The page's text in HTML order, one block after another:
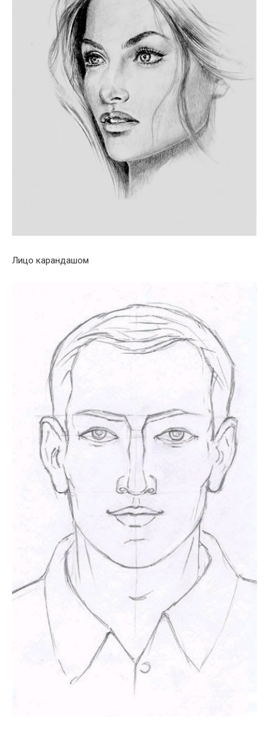
Лицо карандашом